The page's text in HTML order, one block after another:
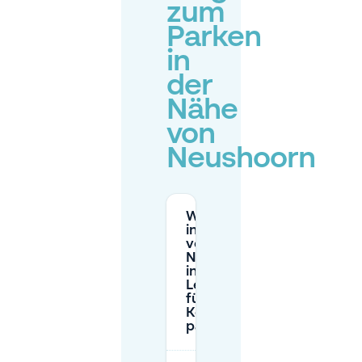
zum
Parken
in
der
Nähe
von
Neushoorn
Wo kann ich
in der Nähe
von
Neushoorn
in
Leeuwarden
für ein
Konzert
parken?